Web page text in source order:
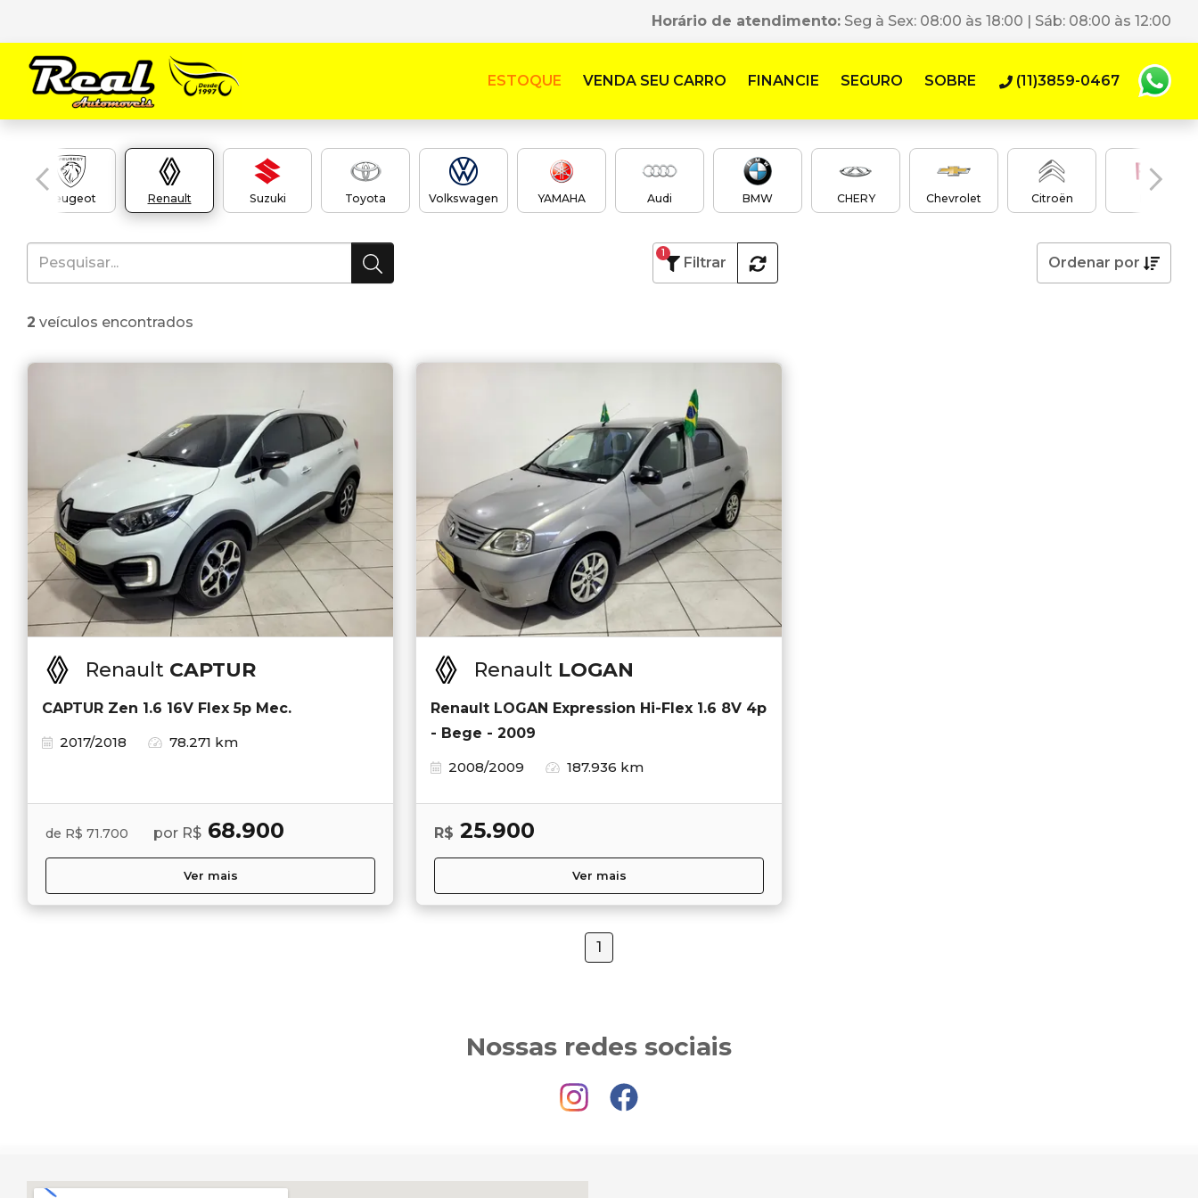
Horário de atendimento: Seg à Sex: 08:00 às 18:00 | Sáb: 08:00 às 12:00
ESTOQUE VENDA SEU CARRO FINANCIE SEGURO SOBRE (11)3859-0467
Peugeot Renault Suzuki Toyota Volkswagen YAMAHA Audi BMW CHERY Chevrolet Citroën
Filtrar
1
Ordenar por
2 veículos encontrados
Renault CAPTUR
CAPTUR Zen 1.6 16V Flex 5p Mec.
2017/2018
78.271 km
de R$ 71.700 por R$ 68.900
Ver mais
Renault LOGAN
Renault LOGAN Expression Hi-Flex 1.6 8V 4p
- Bege - 2009
2008/2009
187.936 km
R$ 25.900
Ver mais
1
Nossas redes sociais